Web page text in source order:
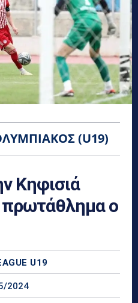
(U19)
Κηφισιά
πρωτάθλημα ο
U19
2024